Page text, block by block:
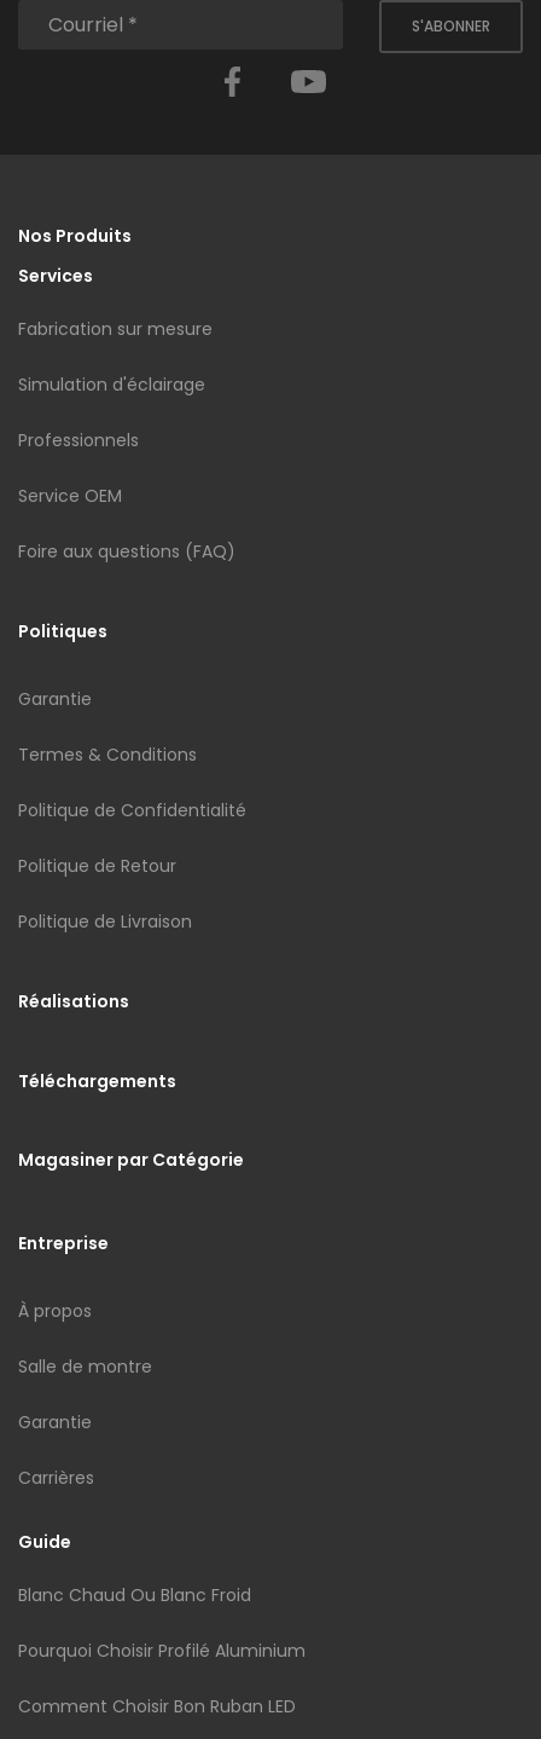
S'ABONNER
Facebook
Nos Produits
Services
Fabrication sur mesure
Simulation d'éclairage
Professionnels
Service OEM
Foire aux questions (FAQ)
Politiques
Garantie
Termes & Conditions
Politique de Confidentialité
Politique de Retour
Politique de Livraison
Réalisations
Téléchargements
Magasiner par Catégorie
Entreprise
À propos
Salle de montre
Garantie
Carrières
Guide
Blanc Chaud Ou Blanc Froid
Pourquoi Choisir Profilé Aluminium
Comment Choisir Bon Ruban LED